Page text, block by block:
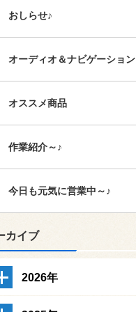
おしらせ♪
オーディオ＆ナビゲーション
オススメ商品
作業紹介～♪
今日も元気に営業中～♪
カイブ
2026年